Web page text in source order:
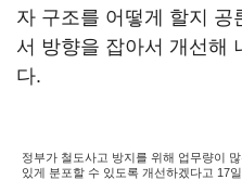
자 구조를 어떻게 할지 공
서 방향을 잡아서 개선해
다.
정부가 철도사고 방지를 위해 업무량이
있게 분포할 수 있도록 개선하겠다고 17